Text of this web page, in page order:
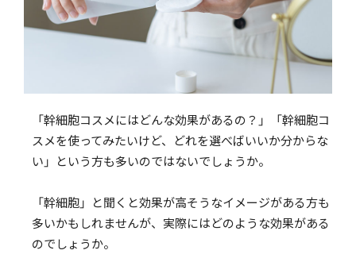
「幹細胞コスメにはどんな効果があるの？」「幹細胞コ
スメを使ってみたいけど、どれを選べばいいか分からな
い」という方も多いのではないでしょうか。
「幹細胞」と聞くと効果が高そうなイメージがある方も
多いかもしれませんが、実際にはどのような効果がある
のでしょうか。